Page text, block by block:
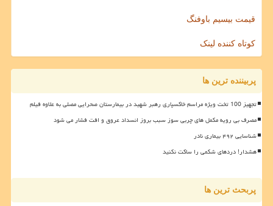
قیمت بیسیم باوفنگ
کوتاه کننده لینک
پربیننده ترین ها
تجهیز 100 تخت ویژه مراسم خاکسپاری رهبر شهید در بیمارستان صحرایی مصلی به علاوه فیلم
مصرف بی رویه مکمل های چربی سوز سبب بروز انسداد عروق و افت فشار می شود
شناسایی ۴۹۲ بیماری نادر
هشدار! دردهای شکمی را ساکت نکنید
پربحث ترین ها